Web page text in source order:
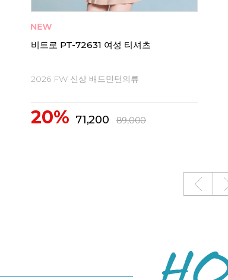
비트로 PZRT-62677 남성 티셔츠
2026 FW 신상 배드민턴의류
20% 63,200 79,000